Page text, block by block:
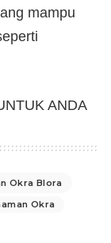
mampu
ANDA
Okra Blora
Okra